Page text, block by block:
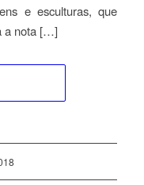
e esculturas, que
a nota […]